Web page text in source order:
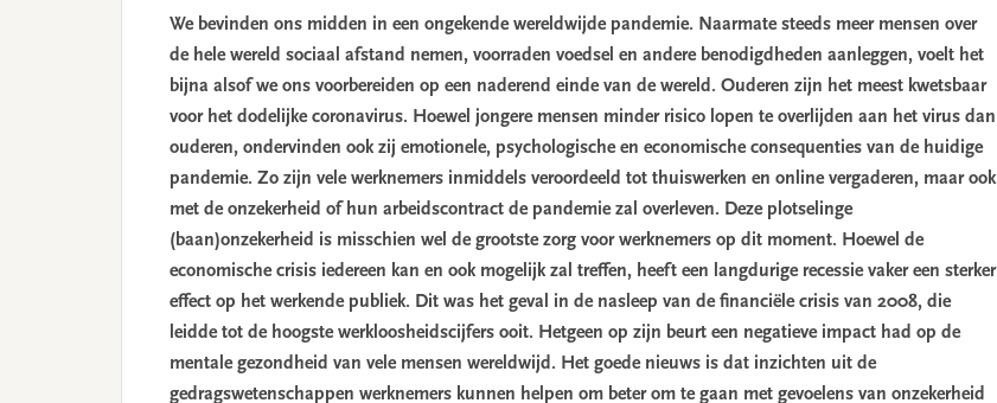
We bevinden ons midden in een ongekende wereldwijde pandemie. Naarmate steeds meer mensen over
de hele wereld sociaal afstand nemen, voorraden voedsel en andere benodigdheden aanleggen, voelt het
bijna alsof we ons voorbereiden op een naderend einde van de wereld. Ouderen zijn het meest kwetsbaar
voor het dodelijke coronavirus. Hoewel jongere mensen minder risico lopen te overlijden aan het virus dan
ouderen, ondervinden ook zij emotionele, psychologische en economische consequenties van de huidige
pandemie. Zo zijn vele werknemers inmiddels veroordeeld tot thuiswerken en online vergaderen, maar ook
met de onzekerheid of hun arbeidscontract de pandemie zal overleven. Deze plotselinge
(baan)onzekerheid is misschien wel de grootste zorg voor werknemers op dit moment. Hoewel de
economische crisis iedereen kan en ook mogelijk zal treffen, heeft een langdurige recessie vaker een sterker
effect op het werkende publiek. Dit was het geval in de nasleep van de financiële crisis van 2008, die
leidde tot de hoogste werkloosheidscijfers ooit. Hetgeen op zijn beurt een negatieve impact had op de
mentale gezondheid van vele mensen wereldwijd. Het goede nieuws is dat inzichten uit de
gedragswetenschappen werknemers kunnen helpen om beter om te gaan met gevoelens van onzekerheid